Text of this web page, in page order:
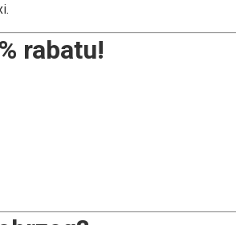
rabatu!